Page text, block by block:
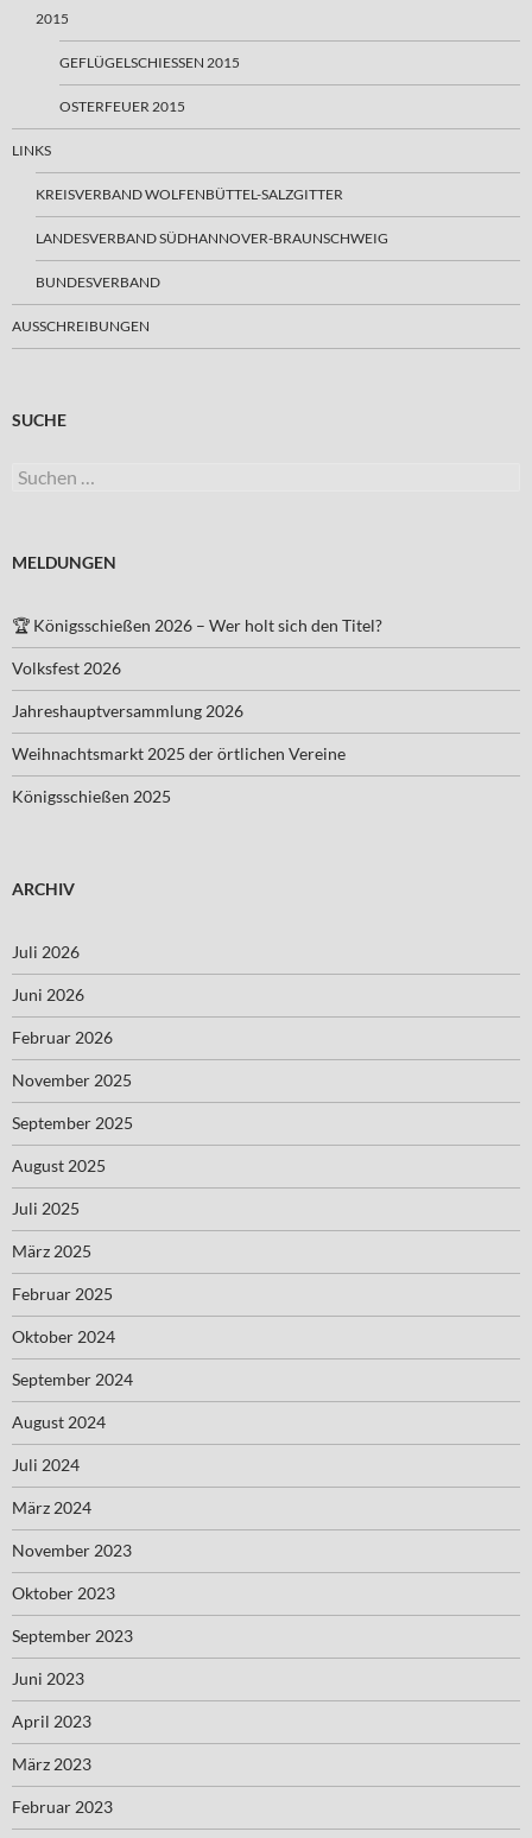
2015
GEFLÜGELSCHIESSEN 2015
OSTERFEUER 2015
LINKS
KREISVERBAND WOLFENBÜTTEL-SALZGITTER
LANDESVERBAND SÜDHANNOVER-BRAUNSCHWEIG
BUNDESVERBAND
AUSSCHREIBUNGEN
SUCHE
Suchen
MELDUNGEN
🏆 Königsschießen 2026 – Wer holt sich den Titel?
Volksfest 2026
Jahreshauptversammlung 2026
Weihnachtsmarkt 2025 der örtlichen Vereine
Königsschießen 2025
ARCHIV
Juli 2026
Juni 2026
Februar 2026
November 2025
September 2025
August 2025
Juli 2025
März 2025
Februar 2025
Oktober 2024
September 2024
August 2024
Juli 2024
März 2024
November 2023
Oktober 2023
September 2023
Juni 2023
April 2023
März 2023
Februar 2023